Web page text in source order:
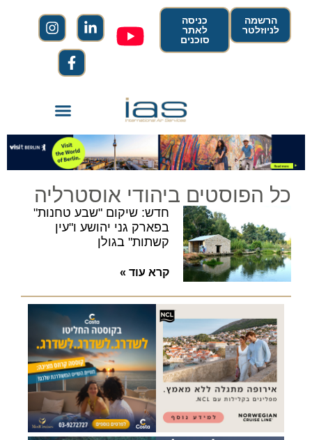
הרשמה
לניוזלטר
כניסה
לאתר
סוכנים
כל הפוסטים ביהודי אוסטרליה
חדש: שיקום "שבע טחנות"
בפארק גני יהושע ו"עין
קשתות" בגולן
קרא עוד »